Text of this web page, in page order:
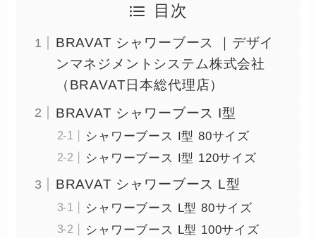
目次
BRAVAT シャワーブース ｜デザイ
ンマネジメントシステム株式会社
（BRAVAT日本総代理店）
BRAVAT シャワーブース I型
シャワーブース I型 80サイズ
シャワーブース I型 120サイズ
BRAVAT シャワーブース L型
シャワーブース L型 80サイズ
シャワーブース L型 100サイズ